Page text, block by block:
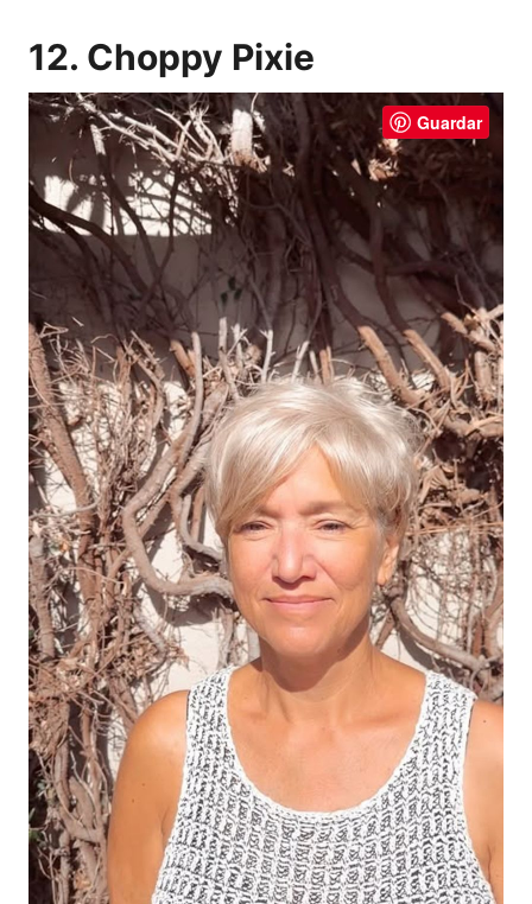
12. Choppy Pixie
Guardar